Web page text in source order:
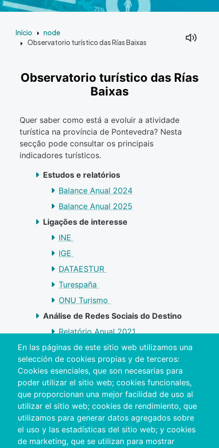
Início node
Observatorio turístico das Rías Baixas
Observatorio turístico das Rías
Baixas
Quer saber como está a evoluir a atividade
turística na província de Pontevedra? Nesta
secção pode consultar os principais
indicadores turísticos.
Estudos e relatórios
Balance Anual 2024
Balance Anual 2025
Ligações de interesse
INE
IGE
DATAESTUR
Turespaña
ONU Turismo
Análise de Redes Sociais do Destino
Relatório Anual 2021
Relatório anual 2022
Relatório Anual 2023
Relatório de Época Alta verão 2023
Análise de destinos “Praias sem
limites”
Não encontrou o que procurava? Escreva-nos
En las páginas de este sitio web utilizamos una
selección de cookies propias y de terceros:
Cookies esenciales, que son necesarias para
poder utilizar el sitio web; cookies funcionales,
que proporcionan una mejor facilidad de uso al
utilizar el sitio web; cookies de rendimiento, que
utilizamos para generar datos agregados sobre
el uso y las estadísticas del sitio web; y cookies
de marketing, que se utilizan para mostrar